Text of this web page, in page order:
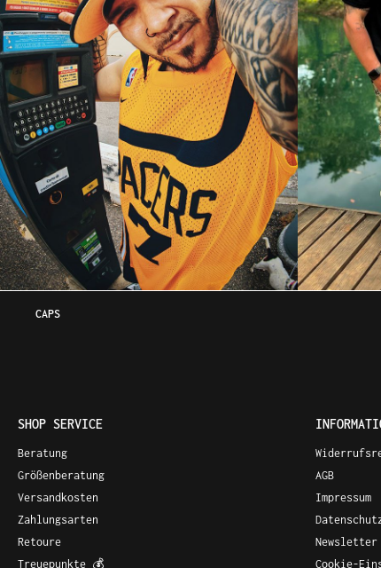
CAPS
SHOP SERVICE
Beratung
Größenberatung
Versandkosten
Zahlungsarten
Retoure
Treuepunkte 💰
AGB
Impressum
Newsletter
Cookie-